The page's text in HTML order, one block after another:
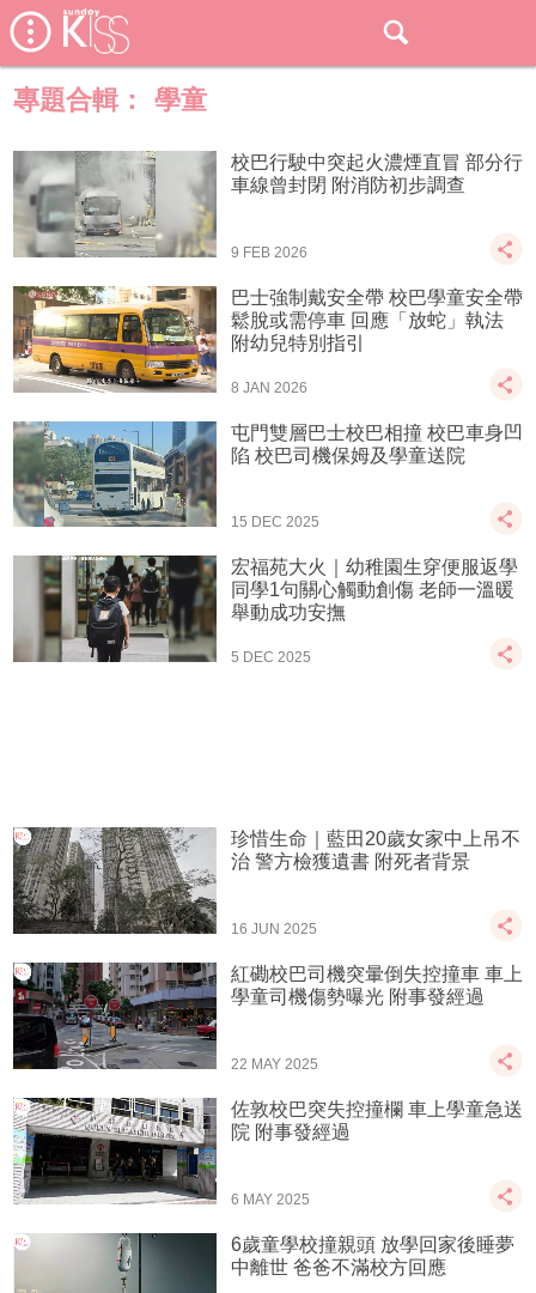
專題合輯： 學童
校巴行駛中突起火濃煙直冒 部分行
車線曾封閉 附消防初步調查
9 FEB 2026
巴士強制戴安全帶 校巴學童安全帶
鬆脫或需停車 回應「放蛇」執法
附幼兒特別指引
8 JAN 2026
屯門雙層巴士校巴相撞 校巴車身凹
陷 校巴司機保姆及學童送院
15 DEC 2025
宏福苑大火｜幼稚園生穿便服返學
同學1句關心觸動創傷 老師一溫暖
舉動成功安撫
5 DEC 2025
珍惜生命｜藍田20歲女家中上吊不
治 警方檢獲遺書 附死者背景
16 JUN 2025
紅磡校巴司機突暈倒失控撞車 車上
學童司機傷勢曝光 附事發經過
22 MAY 2025
佐敦校巴突失控撞欄 車上學童急送
院 附事發經過
6 MAY 2025
6歲童學校撞親頭 放學回家後睡夢
中離世 爸爸不滿校方回應